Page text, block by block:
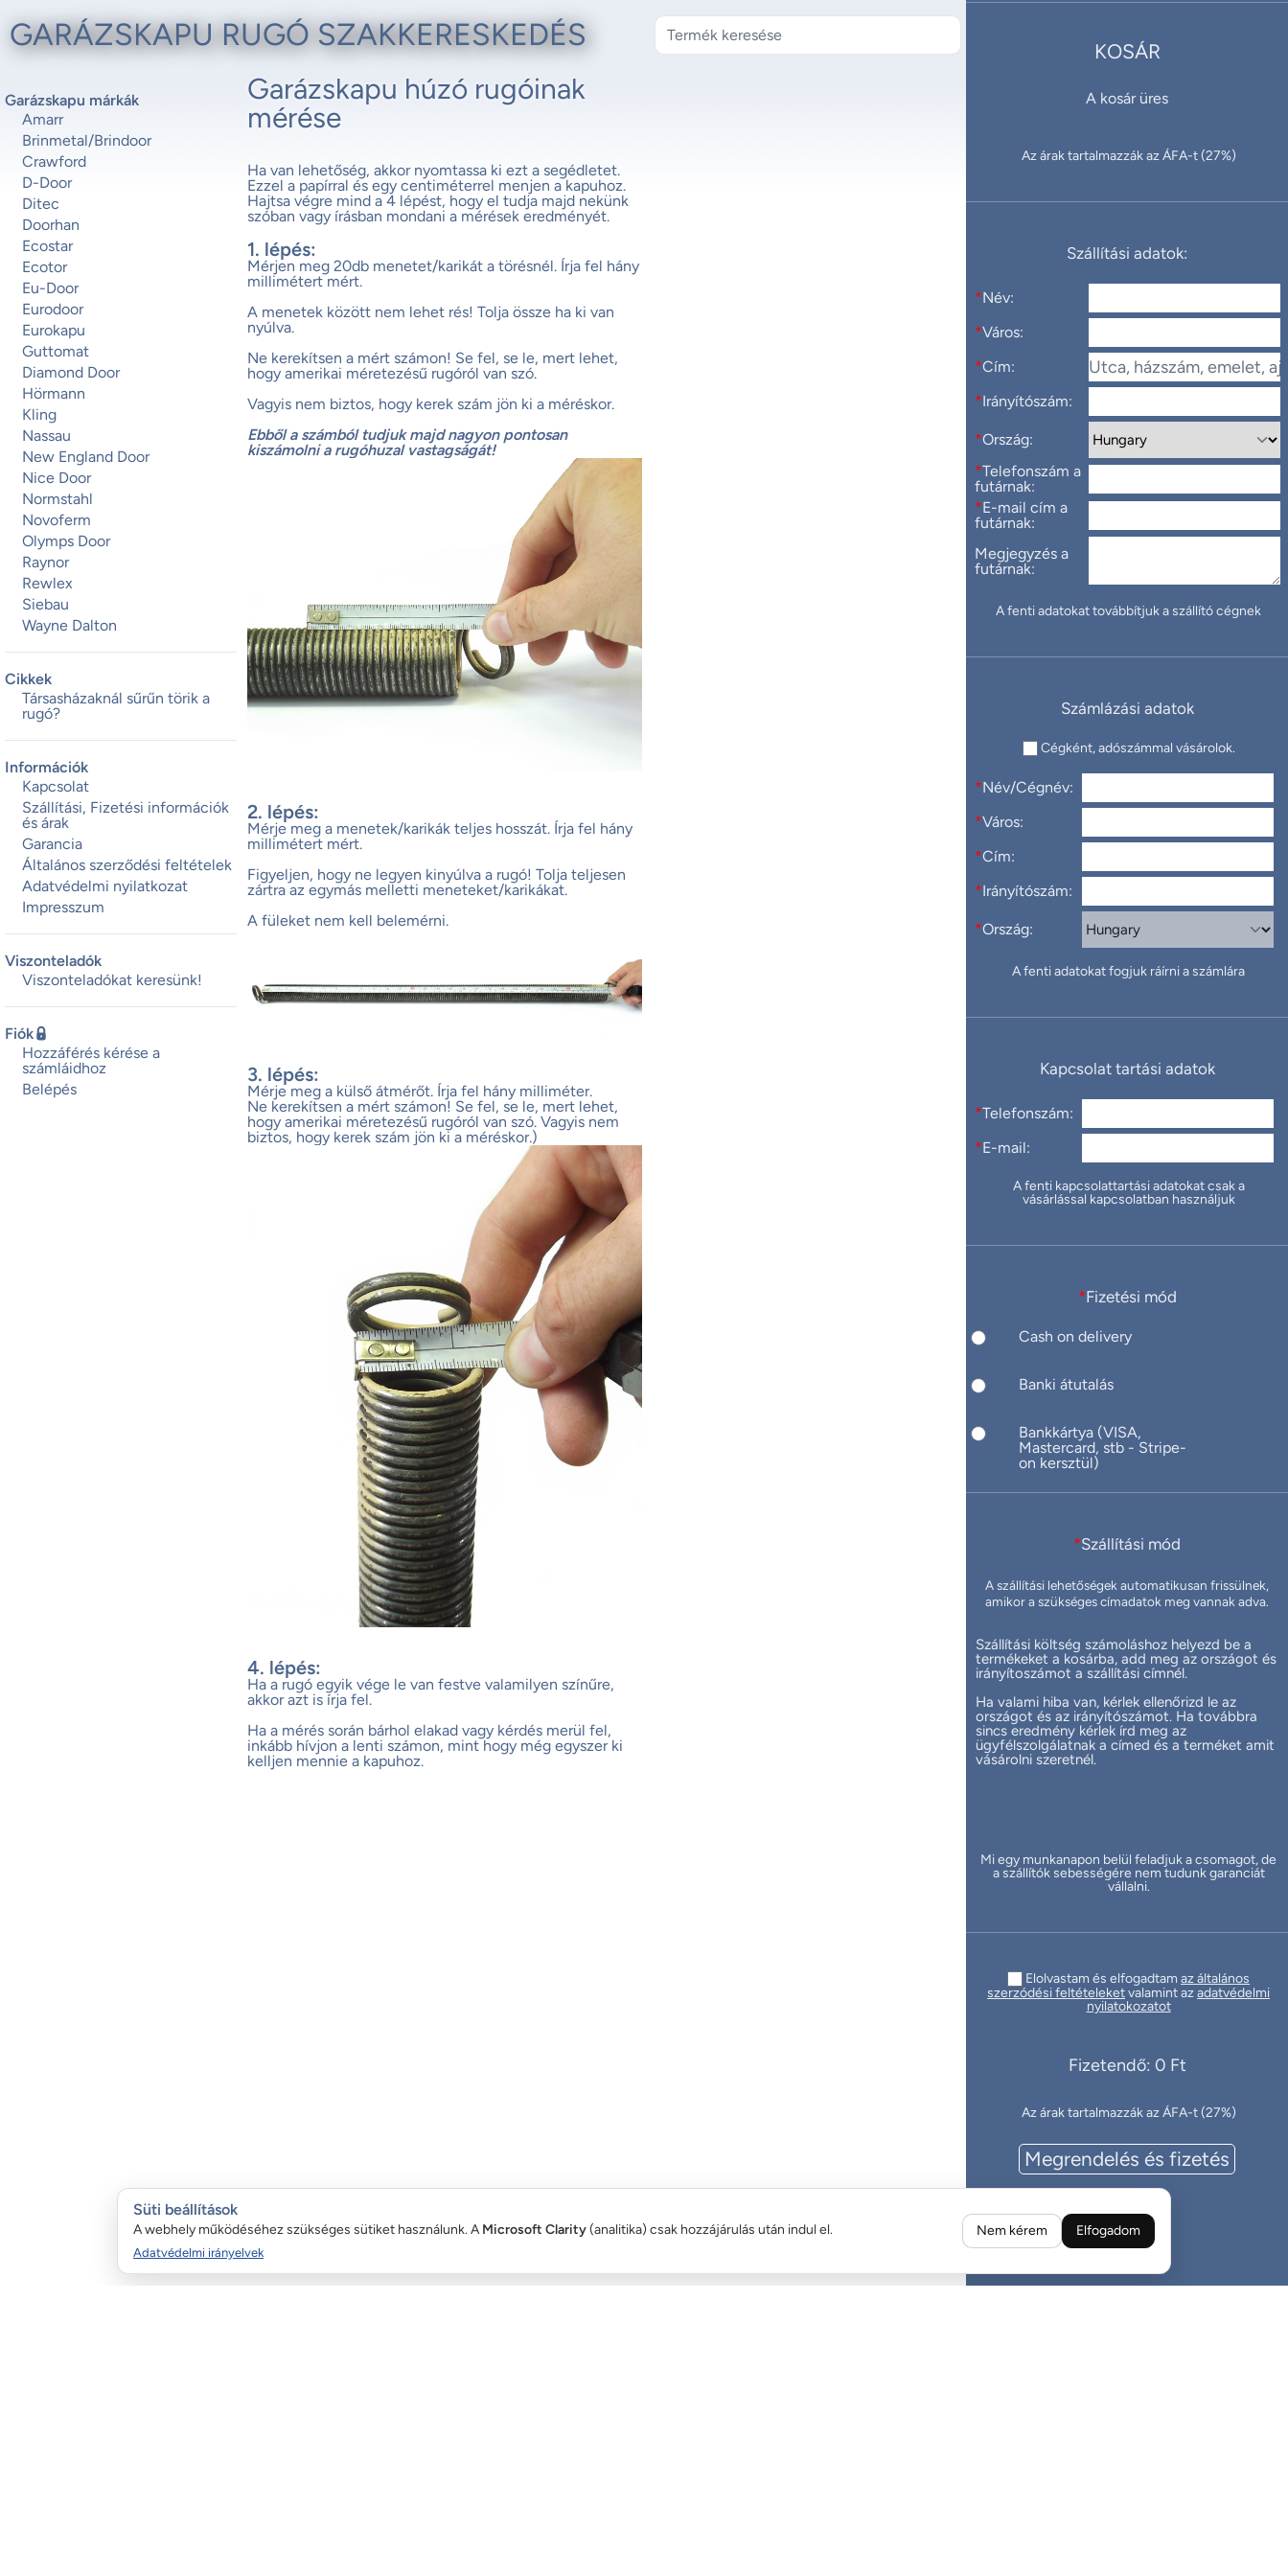
GARÁZSKAPU RUGÓ SZAKKERESKEDÉS
Garázskapu márkák
Amarr
Brinmetal/Brindoor
Crawford
D-Door
Ditec
Doorhan
Ecostar
Ecotor
Eu-Door
Eurodoor
Eurokapu
Guttomat
Diamond Door
Hörmann
Kling
Nassau
New England Door
Nice Door
Normstahl
Novoferm
Olymps Door
Raynor
Rewlex
Siebau
Wayne Dalton
Cikkek
Társasházaknál sűrűn törik a
rugó?
Információk
Kapcsolat
Szállítási, Fizetési információk
és árak
Garancia
Általános szerződési feltételek
Adatvédelmi nyilatkozat
Impresszum
Viszonteladók
Viszonteladókat keresünk!
Fiók
Hozzáférés kérése a
számláidhoz
Belépés
Garázskapu húzó rugóinak
mérése
Ha van lehetőség, akkor nyomtassa ki ezt a segédletet.
Ezzel a papírral és egy centiméterrel menjen a kapuhoz.
Hajtsa végre mind a 4 lépést, hogy el tudja majd nekünk
szóban vagy írásban mondani a mérések eredményét.
1. lépés:
Mérjen meg 20db menetet/karikát a törésnél. Írja fel hány
millimétert mért.
A menetek között nem lehet rés! Tolja össze ha ki van
nyúlva.
Ne kerekítsen a mért számon! Se fel, se le, mert lehet,
hogy amerikai méretezésű rugóról van szó.
Vagyis nem biztos, hogy kerek szám jön ki a méréskor.
Ebből a számból tudjuk majd nagyon pontosan
kiszámolni a rugóhuzal vastagságát!
2. lépés:
Mérje meg a menetek/karikák teljes hosszát. Írja fel hány
millimétert mért.
Figyeljen, hogy ne legyen kinyúlva a rugó! Tolja teljesen
zártra az egymás melletti meneteket/karikákat.
A füleket nem kell belemérni.
3. lépés:
Mérje meg a külső átmérőt. Írja fel hány milliméter.
Ne kerekítsen a mért számon! Se fel, se le, mert lehet,
hogy amerikai méretezésű rugóról van szó. Vagyis nem
biztos, hogy kerek szám jön ki a méréskor.)
4. lépés:
Ha a rugó egyik vége le van festve valamilyen színűre,
akkor azt is írja fel.
Ha a mérés során bárhol elakad vagy kérdés merül fel,
inkább hívjon a lenti számon, mint hogy még egyszer ki
kelljen mennie a kapuhoz.
KOSÁR
A kosár üres
Az árak tartalmazzák az ÁFA-t (27%)
Szállítási adatok:
*Név:
*Város:
*Cím:
*Irányítószám:
*Ország:
*Telefonszám a
futárnak:
*E-mail cím a
futárnak:
Megjegyzés a
futárnak:
A fenti adatokat továbbítjuk a szállító cégnek
Számlázási adatok
Cégként, adószámmal vásárolok.
*Név/Cégnév:
*Város:
*Cím:
*Irányítószám:
*Ország:
A fenti adatokat fogjuk ráírni a számlára
Kapcsolat tartási adatok
*Telefonszám:
*E-mail:
A fenti kapcsolattartási adatokat csak a
vásárlással kapcsolatban használjuk
*Fizetési mód
Cash on delivery
Banki átutalás
Bankkártya (VISA,
Mastercard, stb - Stripe-
on kersztül)
*Szállítási mód
A szállítási lehetőségek automatikusan frissülnek,
amikor a szükséges címadatok meg vannak adva.
Szállítási költség számoláshoz helyezd be a
termékeket a kosárba, add meg az országot és
irányítoszámot a szállítási címnél.
Ha valami hiba van, kérlek ellenőrizd le az
országot és az irányítószámot. Ha továbbra
sincs eredmény kérlek írd meg az
ügyfélszolgálatnak a címed és a terméket amit
vásárolni szeretnél.
Mi egy munkanapon belül feladjuk a csomagot, de
a szállítók sebességére nem tudunk garanciát
vállalni.
Elolvastam és elfogadtamaz általános
szerzódési feltételeketvalamint azadatvédelmi
nyilatokozatot
Fizetendő: 0 Ft
Az árak tartalmazzák az ÁFA-t (27%)
Megrendelés és fizetés
Süti beállítások
A webhely működéséhez szükséges sütiket használunk. AMicrosoft Clarity(analitika) csak hozzájárulás után indul el.
Adatvédelmi irányelvek
Nem kérem Elfogadom